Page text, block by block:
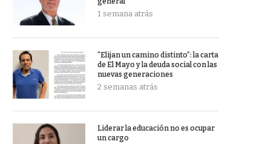
1 semana atrás
“Elijan un camino distinto”: la carta
de El Mayo y la deuda social con las
nuevas generaciones
2 semanas atrás
Liderar la educación no es ocupar
un cargo